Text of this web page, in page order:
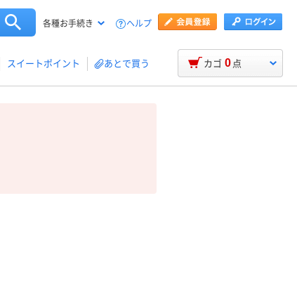
各種お手続き ヘルプ
スイートポイント あとで買う カゴ 0 点